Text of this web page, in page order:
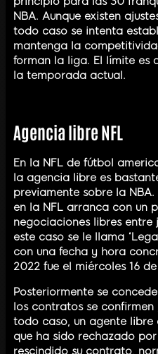
NBA. Aunque existen
todo caso se intenta
mantenga la
forman la liga. El límite es
la temporada actual.
Agencia libre NFL
En la NFL de fútbol
la agencia libre es
previamente sobre la
en la NFL arranca con un
negociaciones libres entre
este caso se le llama
con una fecha y hora
2022 fue el miércoles 16
Posteriormente se
los contratos se
todo caso, un agente libre
que ha sido rechazado
rescindido su contrato,